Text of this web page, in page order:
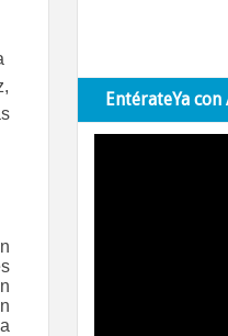
EntérateYa